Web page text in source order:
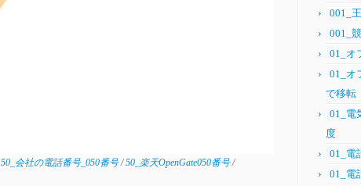
50_会社の電話番号_050番号/50_楽天OpenGate050番号/
001_
001_
01_オ
01_オ
で移転
01_電
度
01_電
01_電